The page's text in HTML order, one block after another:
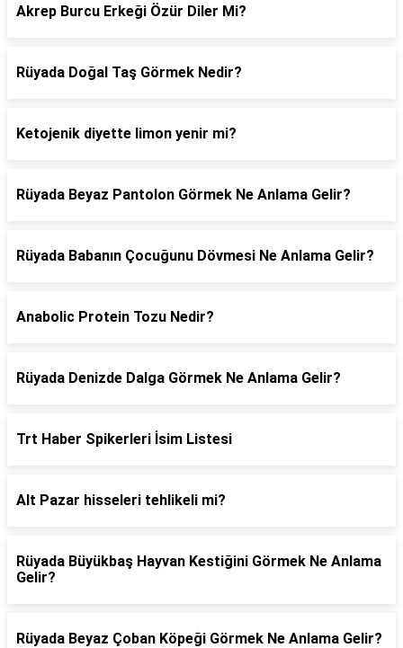
Akrep Burcu Erkeği Özür Diler Mi?
Rüyada Doğal Taş Görmek Nedir?
Ketojenik diyette limon yenir mi?
Rüyada Beyaz Pantolon Görmek Ne Anlama Gelir?
Rüyada Babanın Çocuğunu Dövmesi Ne Anlama Gelir?
Anabolic Protein Tozu Nedir?
Rüyada Denizde Dalga Görmek Ne Anlama Gelir?
Trt Haber Spikerleri İsim Listesi
Alt Pazar hisseleri tehlikeli mi?
Rüyada Büyükbaş Hayvan Kestiğini Görmek Ne Anlama
Gelir?
Rüyada Beyaz Çoban Köpeği Görmek Ne Anlama Gelir?